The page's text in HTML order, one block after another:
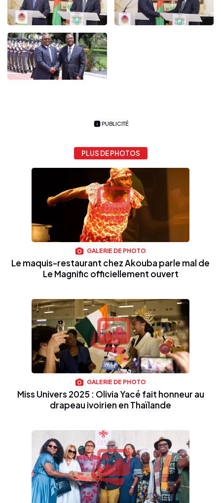
PUBLICITÉ
PLUS DE PHOTOS
GALERIE DE PHOTO
Le maquis-restaurant chez Akouba parle mal de
Le Magnific officiellement ouvert
GALERIE DE PHOTO
Miss Univers 2025 : Olivia Yacé fait honneur au
drapeau ivoirien en Thaïlande